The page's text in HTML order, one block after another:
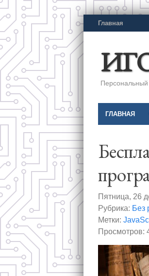
Главная
Персональный
ГЛАВНАЯ
Пятница, 26
Рубрика: Без
Метки:
Просмотров: